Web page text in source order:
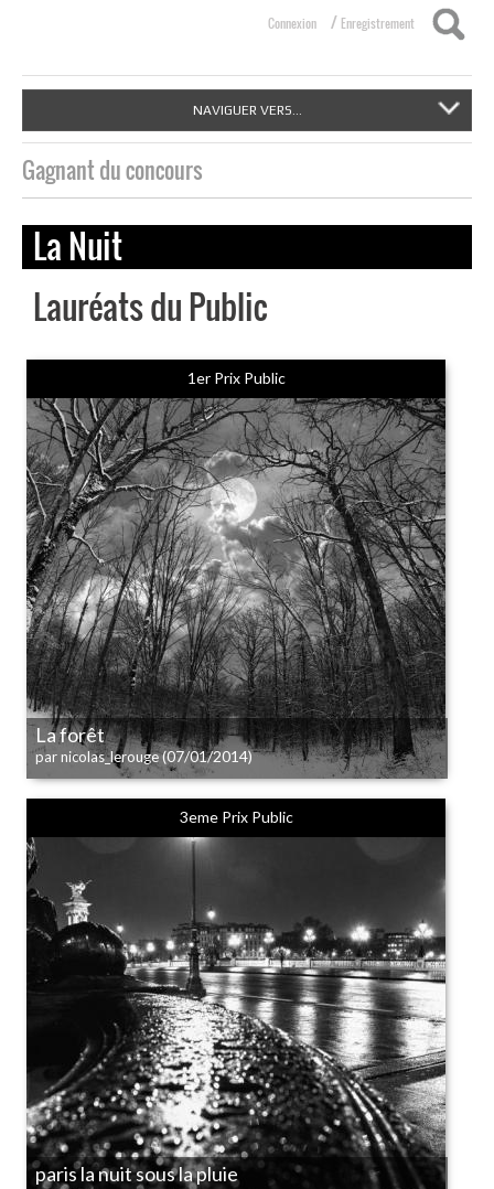
Connexion / Enregistrement
NAVIGUER VERS...
Gagnant du concours
La Nuit
Lauréats du Public
1er Prix Public
La forêt
par nicolas_lerouge(07/01/2014)
3eme Prix Public
paris la nuit sous la pluie